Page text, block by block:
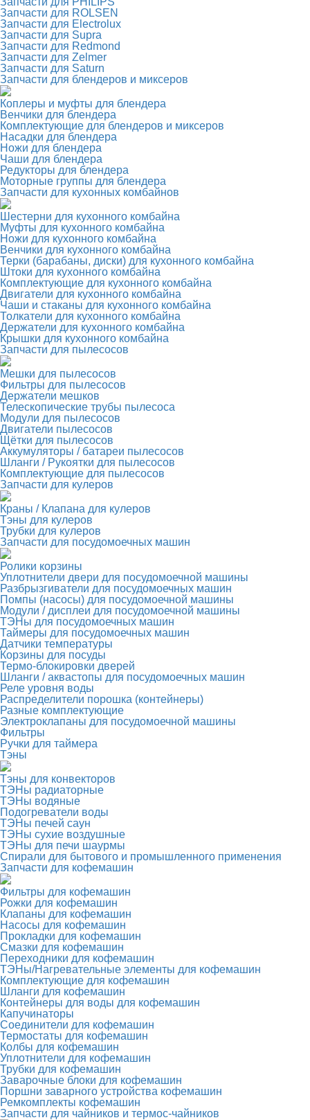
Запчасти для ROLSEN
Запчасти для Electrolux
Запчасти для Supra
Запчасти для Redmond
Запчасти для Zelmer
Запчасти для Saturn
Запчасти для блендеров и миксеров
Коплеры и муфты для блендера
Венчики для блендера
Комплектующие для блендеров и миксеров
Насадки для блендера
Ножи для блендера
Чаши для блендера
Редукторы для блендера
Моторные группы для блендера
Запчасти для кухонных комбайнов
Шестерни для кухонного комбайна
Муфты для кухонного комбайна
Ножи для кухонного комбайна
Венчики для кухонного комбайна
Терки (барабаны, диски) для кухонного комбайна
Штоки для кухонного комбайна
Комплектующие для кухонного комбайна
Двигатели для кухонного комбайна
Чаши и стаканы для кухонного комбайна
Толкатели для кухонного комбайна
Держатели для кухонного комбайна
Крышки для кухонного комбайна
Запчасти для пылесосов
Мешки для пылесосов
Фильтры для пылесосов
Держатели мешков
Телескопические трубы пылесоса
Модули для пылесосов
Двигатели пылесосов
Щётки для пылесосов
Аккумуляторы / батареи пылесосов
Шланги / Рукоятки для пылесосов
Комплектующие для пылесосов
Запчасти для кулеров
Краны / Клапана для кулеров
Тэны для кулеров
Трубки для кулеров
Запчасти для посудомоечных машин
Ролики корзины
Уплотнители двери для посудомоечной машины
Разбрызгиватели для посудомоечных машин
Помпы (насосы) для посудомоечной машины
Модули / дисплеи для посудомоечной машины
ТЭНы для посудомоечных машин
Таймеры для посудомоечных машин
Датчики температуры
Корзины для посуды
Термо-блокировки дверей
Шланги / аквастопы для посудомоечных машин
Реле уровня воды
Распределители порошка (контейнеры)
Разные комплектующие
Электроклапаны для посудомоечной машины
Фильтры
Ручки для таймера
Тэны
Тэны для конвекторов
ТЭНы радиаторные
ТЭНы водяные
Подогреватели воды
ТЭНы печей саун
ТЭНы сухие воздушные
ТЭНы для печи шаурмы
Спирали для бытового и промышленного применения
Запчасти для кофемашин
Фильтры для кофемашин
Рожки для кофемашин
Клапаны для кофемашин
Насосы для кофемашин
Прокладки для кофемашин
Смазки для кофемашин
Переходники для кофемашин
ТЭНы/Нагревательные элементы для кофемашин
Комплектующие для кофемашин
Шланги для кофемашин
Контейнеры для воды для кофемашин
Капучинаторы
Соединители для кофемашин
Термостаты для кофемашин
Колбы для кофемашин
Уплотнители для кофемашин
Трубки для кофемашин
Заварочные блоки для кофемашин
Поршни заварного устройства кофемашин
Ремкомплекты кофемашин
Запчасти для чайников и термос-чайников